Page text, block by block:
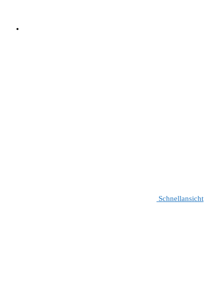
Schnellansicht